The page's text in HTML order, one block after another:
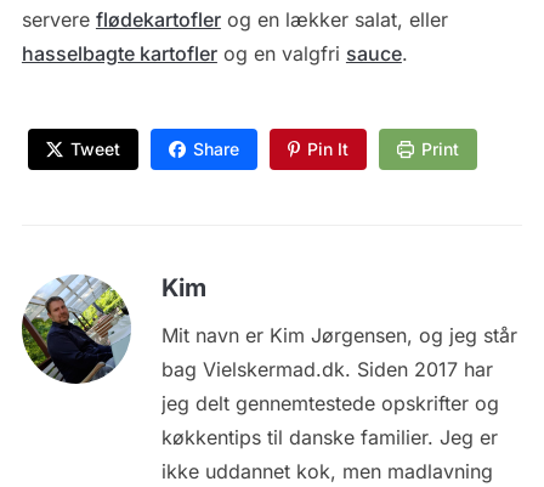
servere flødekartoflerog en lækker salat, eller
hasselbagte kartoflerog en valgfri sauce.
Tweet Share Pin It Print
Kim
Mit navn er Kim Jørgensen, og jeg står
bag Vielskermad.dk. Siden 2017 har
jeg delt gennemtestede opskrifter og
køkkentips til danske familier. Jeg er
ikke uddannet kok, men madlavning